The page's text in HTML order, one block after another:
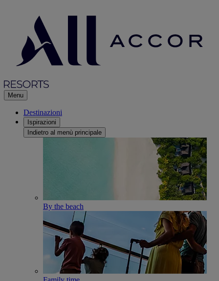
Menu
Destinazioni
Ispirazioni
Indietro al menù principale
By the beach